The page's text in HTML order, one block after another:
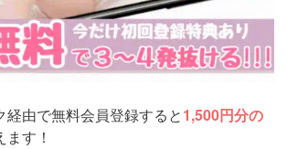
経由で無料会員登録すると1,500円分の
す！